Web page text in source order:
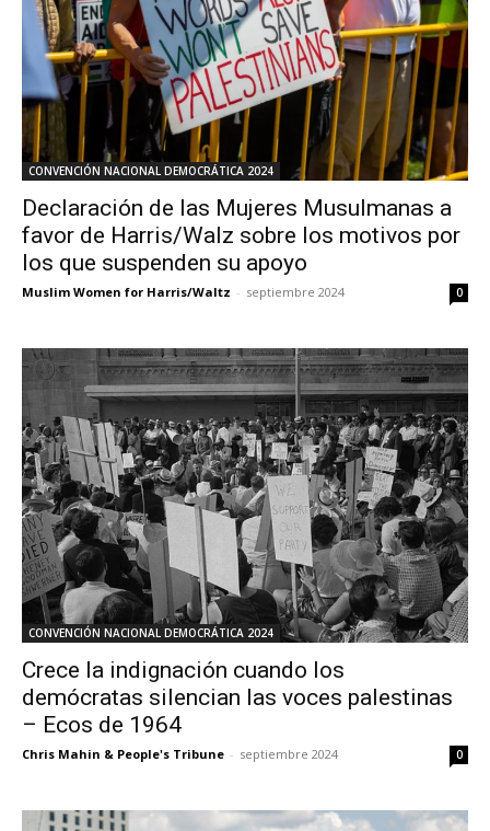
CONVENCIÓN NACIONAL DEMOCRÁTICA 2024
Declaración de las Mujeres Musulmanas a
favor de Harris/Walz sobre los motivos por
los que suspenden su apoyo
Muslim Women for Harris/Waltz - septiembre 2024 0
CONVENCIÓN NACIONAL DEMOCRÁTICA 2024
Crece la indignación cuando los
demócratas silencian las voces palestinas
– Ecos de 1964
Chris Mahin & People's Tribune - septiembre 2024 0